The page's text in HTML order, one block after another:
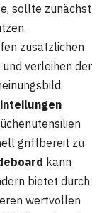
sollte zunächst
zusätzlichen
verleihen der
griffbereit zu
kann
bietet durch
wertvollen